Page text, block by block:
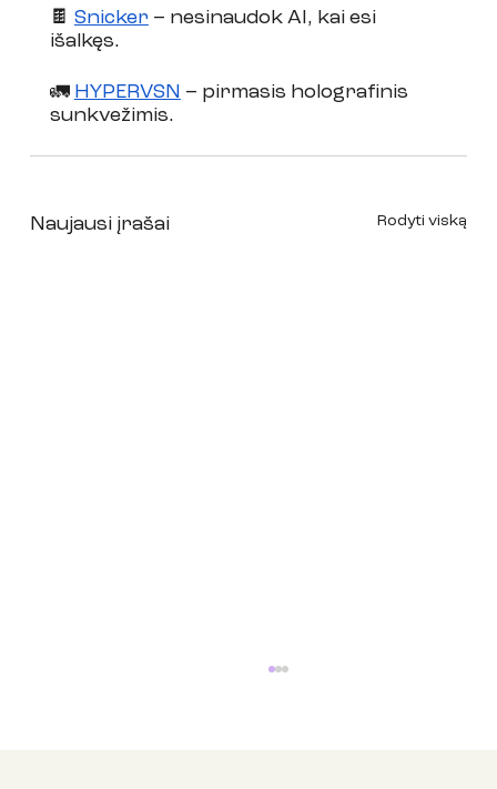
🍫 Snicker – nesinaudok AI, kai esi
išalkęs.
🚛 HYPERVSN – pirmasis holografinis
sunkvežimis.
Naujausi įrašai Rodyti viską